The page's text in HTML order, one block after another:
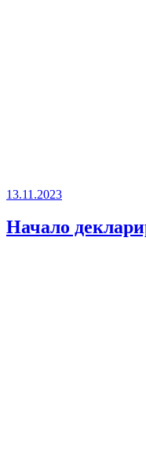
13.11.2023
Начало